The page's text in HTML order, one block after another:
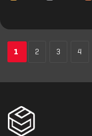
1 2 3 4